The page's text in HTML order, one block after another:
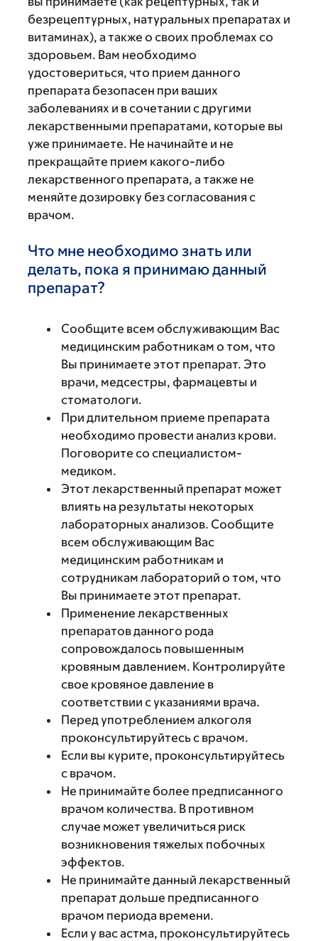
безрецептурных, натуральных препаратах и
витаминах), а также о своих проблемах со
здоровьем. Вам необходимо
удостовериться, что прием данного
препарата безопасен при ваших
заболеваниях и в сочетании с другими
лекарственными препаратами, которые вы
уже принимаете. Не начинайте и не
прекращайте прием какого-либо
лекарственного препарата, а также не
меняйте дозировку без согласования с
врачом.
Что мне необходимо знать или
делать, пока я принимаю данный
препарат?
Сообщите всем обслуживающим Вас
медицинским работникам о том, что
Вы принимаете этот препарат. Это
врачи, медсестры, фармацевты и
стоматологи.
При длительном приеме препарата
необходимо провести анализ крови.
Поговорите со специалистом-
медиком.
Этот лекарственный препарат может
влиять на результаты некоторых
лабораторных анализов. Сообщите
всем обслуживающим Вас
медицинским работникам и
сотрудникам лабораторий о том, что
Вы принимаете этот препарат.
Применение лекарственных
препаратов данного рода
сопровождалось повышенным
кровяным давлением. Контролируйте
свое кровяное давление в
соответствии с указаниями врача.
Перед употреблением алкоголя
проконсультируйтесь с врачом.
Если вы курите, проконсультируйтесь
с врачом.
Не принимайте более предписанного
врачом количества. В противном
случае может увеличиться риск
возникновения тяжелых побочных
эффектов.
Не принимайте данный лекарственный
препарат дольше предписанного
врачом периода времени.
Если у вас астма, проконсультируйтесь